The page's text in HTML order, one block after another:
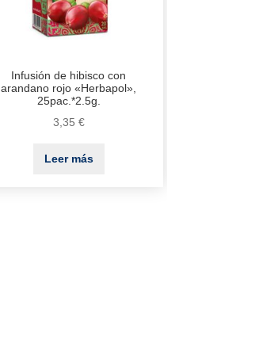
Infusión de hibisco con
arandano rojo «Herbapol»,
25pac.*2.5g.
3,35 €
Leer más